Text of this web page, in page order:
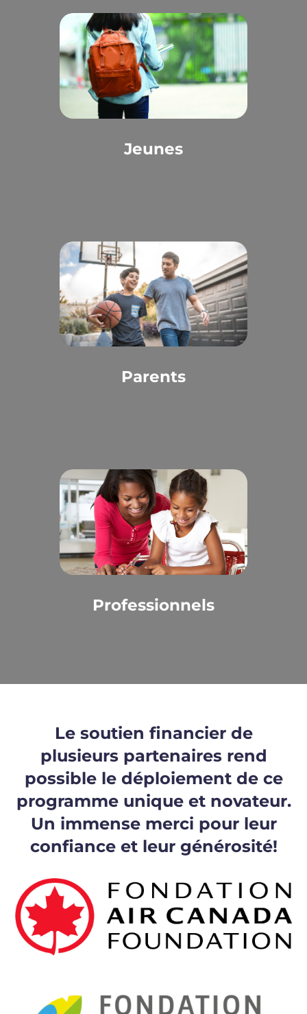
Jeunes
Parents
Professionnels
Le soutien financier de
plusieurs partenaires rend
possible le déploiement de ce
programme unique et novateur.
Un immense merci pour leur
confiance et leur générosité!